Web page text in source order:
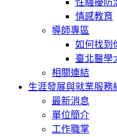
情感教育
導師專區
如何找到
臺北醫學
相關連結
生涯發展與就業服務
最新消息
單位簡介
工作職掌